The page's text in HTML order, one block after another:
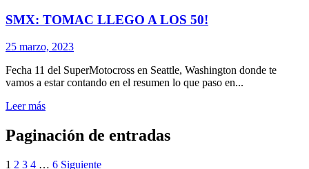
SMX: TOMAC LLEGO A LOS 50!
25 marzo, 2023
Fecha 11 del SuperMotocross en Seattle, Washington donde te
vamos a estar contando en el resumen lo que paso en...
Leer más
Paginación de entradas
1 2 3 4 … 6 Siguiente